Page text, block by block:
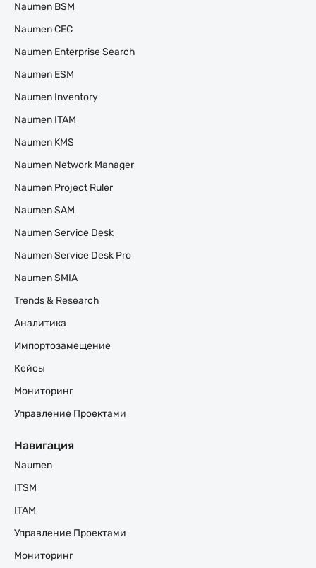
Naumen BSM
Naumen CEC
Naumen Enterprise Search
Naumen ESM
Naumen Inventory
Naumen ITAM
Naumen KMS
Naumen Network Manager
Naumen Project Ruler
Naumen SAM
Naumen Service Desk
Naumen Service Desk Pro
Naumen SMIA
Trends & Research
Аналитика
Импортозамещение
Кейсы
Мониторинг
Управление Проектами
Навигация
Naumen
ITSM
ITAM
Управление Проектами
Мониторинг